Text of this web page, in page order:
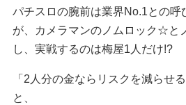
パチスロの腕前は業界No.1との呼
が、カメラマンのノムロック☆
し、実戦するのは梅屋1人だけ!?
「2人分の金ならリスクを減らせ
と、